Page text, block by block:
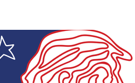
toksyczną
prymusem w